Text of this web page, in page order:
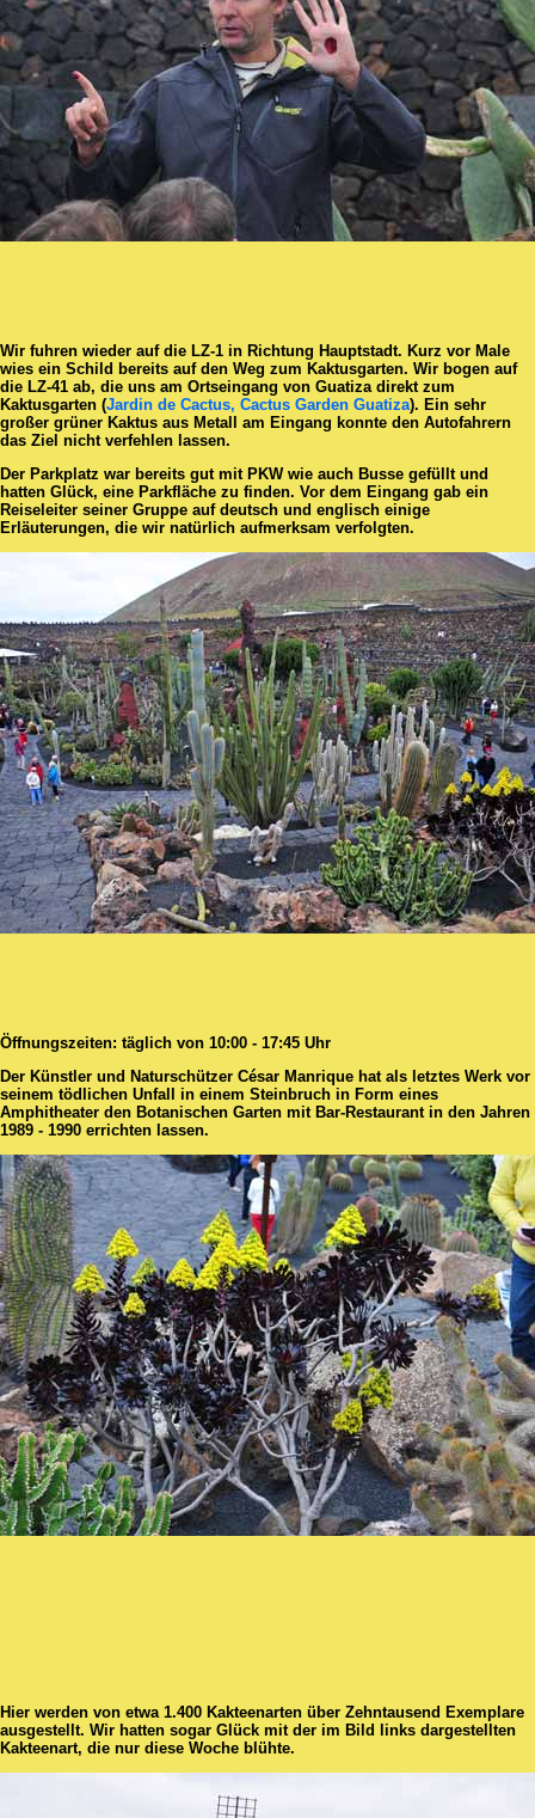
Wir fuhren wieder auf die LZ-1 in Richtung Hauptstadt. Kurz vor Male
wies ein Schild bereits auf den Weg zum Kaktusgarten. Wir bogen auf
die LZ-41 ab, die uns am Ortseingang von Guatiza direkt zum
Kaktusgarten (Jardin de Cactus, Cactus Garden Guatiza). Ein sehr
großer grüner Kaktus aus Metall am Eingang konnte den Autofahrern
das Ziel nicht verfehlen lassen.
Der Parkplatz war bereits gut mit PKW wie auch Busse gefüllt und
hatten Glück, eine Parkfläche zu finden. Vor dem Eingang gab ein
Reiseleiter seiner Gruppe auf deutsch und englisch einige
Erläuterungen, die wir natürlich aufmerksam verfolgten.
Öffnungszeiten: täglich von 10:00 - 17:45 Uhr
Der Künstler und Naturschützer César Manrique hat als letztes Werk vor
seinem tödlichen Unfall in einem Steinbruch in Form eines
Amphitheater den Botanischen Garten mit Bar-Restaurant in den Jahren
1989 - 1990 errichten lassen.
Hier werden von etwa 1.400 Kakteenarten über Zehntausend Exemplare
ausgestellt. Wir hatten sogar Glück mit der im Bild links dargestellten
Kakteenart, die nur diese Woche blühte.